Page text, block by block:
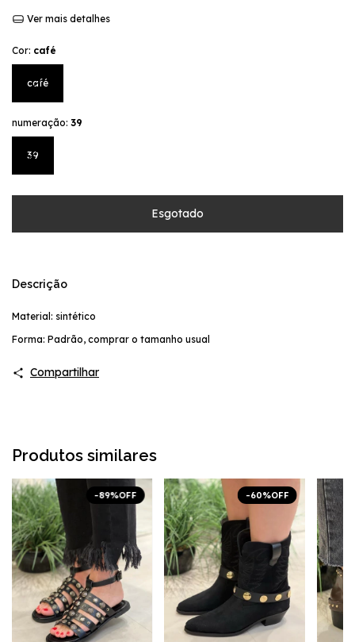
Ver mais detalhes
Cor: café
café
numeração: 39
39
Descrição
Material: sintético
Forma: Padrão, comprar o tamanho usual
Compartilhar
Produtos similares
-89%OFF -60%OFF